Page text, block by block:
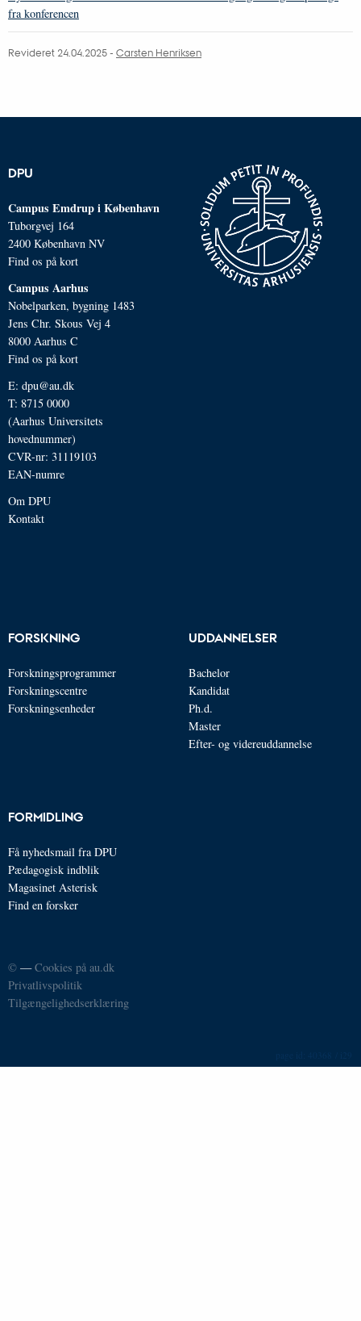
fra konferencen
Revideret 24.04.2025- Carsten Henriksen
DPU
Campus Emdrup i København
Tuborgvej 164
2400 København NV
Find os på kort
Campus Aarhus
Nobelparken, bygning 1483
Jens Chr. Skous Vej 4
8000 Aarhus C
Find os på kort
E: dpu@au.dk
T: 8715 0000
(Aarhus Universitets
hovednummer)
CVR-nr: 31119103
EAN-numre
Om DPU
Kontakt
FORSKNING
Forskningsprogrammer
Forskningscentre
Forskningsenheder
UDDANNELSER
Bachelor
Kandidat
Ph.d.
Master
Efter- og videreuddannelse
FORMIDLING
Få nyhedsmail fra DPU
Pædagogisk indblik
Magasinet Asterisk
Find en forsker
© —Cookies på au.dk
Privatlivspolitik
Tilgængelighedserklæring